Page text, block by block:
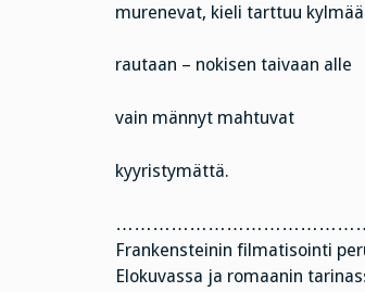
murenevat, kieli tarttuu
rautaan – nokisen taivaan alle
vain männyt mahtuvat
kyyristymättä.
Frankensteinin filmatisointi
Elokuvassa ja romaanin